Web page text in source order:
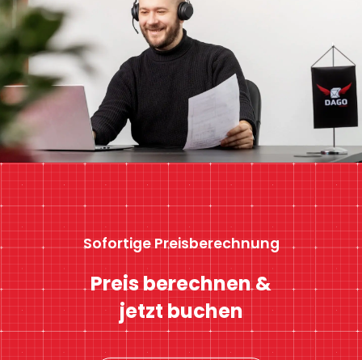
Sofortige Preisberechnung
Preis berechnen &
jetzt buchen